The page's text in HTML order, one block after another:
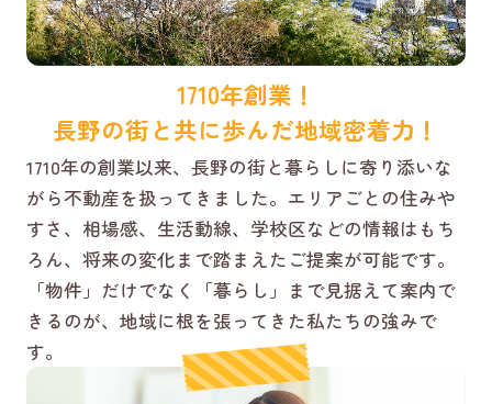
1710年創業！
長野の街と共に歩んだ地域密着力！
1710年の創業以来、長野の街と暮らしに寄り添いな
がら不動産を扱ってきました。エリアごとの住みや
すさ、相場感、生活動線、学校区などの情報はもち
ろん、将来の変化まで踏まえたご提案が可能です。
「物件」だけでなく「暮らし」まで見据えて案内で
きるのが、地域に根を張ってきた私たちの強みで
す。